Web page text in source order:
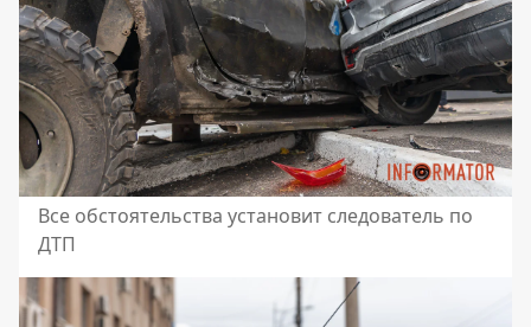
Все обстоятельства установит следователь по
ДТП